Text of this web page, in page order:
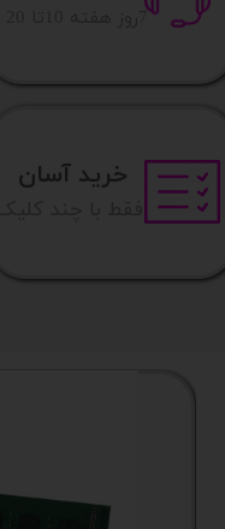
​7روز هفته 10تا 20
خرید آسان